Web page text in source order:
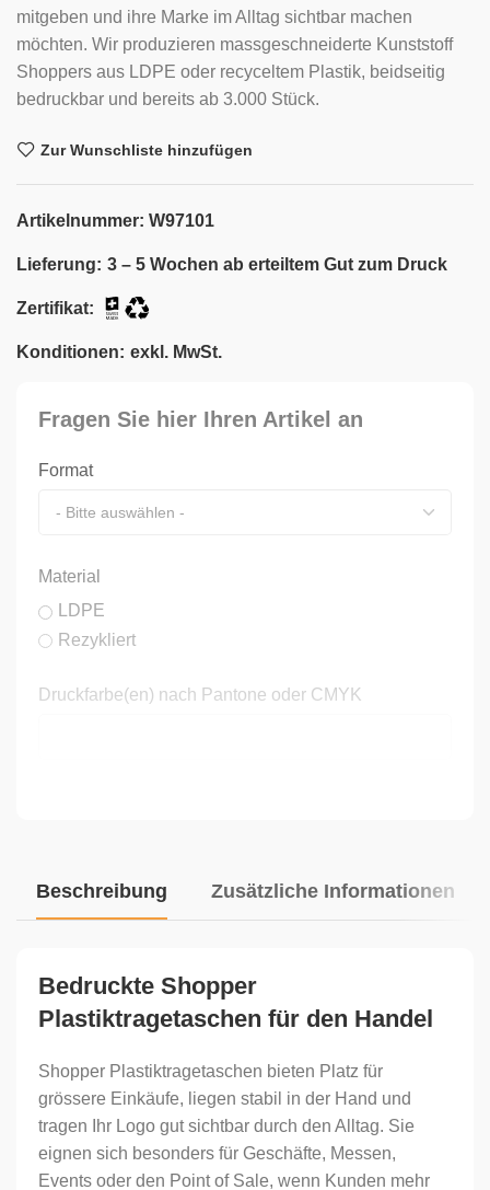
mitgeben und ihre Marke im Alltag sichtbar machen
möchten. Wir produzieren massgeschneiderte Kunststoff
Shoppers aus LDPE oder recyceltem Plastik, beidseitig
bedruckbar und bereits ab 3.000 Stück.
Zur Wunschliste hinzufügen
Artikelnummer: W97101
Lieferung: 3 – 5 Wochen ab erteiltem Gut zum Druck
Zertifikat:
Konditionen: exkl. MwSt.
Fragen Sie hier Ihren Artikel an
Format
Material
LDPE
Rezykliert
Druckfarbe(en) nach Pantone oder CMYK
Stückzahl
Ihr Logo
Beschreibung Zusätzliche Informationen
Bedruckte Shopper
Plastiktragetaschen für den Handel
Shopper Plastiktragetaschen bieten Platz für
grössere Einkäufe, liegen stabil in der Hand und
tragen Ihr Logo gut sichtbar durch den Alltag. Sie
eignen sich besonders für Geschäfte, Messen,
Events oder den Point of Sale, wenn Kunden mehr